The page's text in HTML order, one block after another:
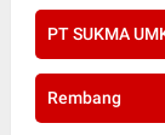
PT SUKMA
Rembang